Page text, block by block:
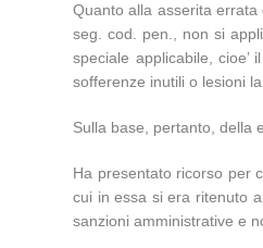
Quanto alla asserita errata
seg. cod. pen., non si
speciale applicabile,
sofferenze inutili o lesioni
Sulla base, pertanto, della
Ha presentato ricorso per
cui in essa si era ritenuto
sanzioni amministrative e